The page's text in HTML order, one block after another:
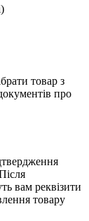
товар з
про
вам реквізити
товару